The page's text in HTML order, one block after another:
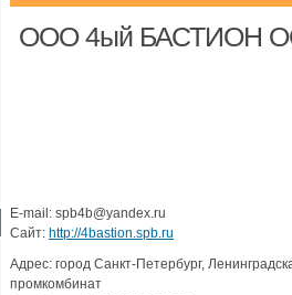
ООО 4ый БАСТИОН
E-mail: spb4b@yandex.ru
Сайт: http://4bastion.spb.ru
Адрес: город Санкт-Петербург,
промкомбинат